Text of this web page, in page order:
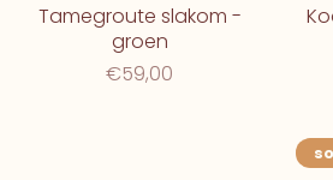
Tamegroute slakom -
groen
€59,00